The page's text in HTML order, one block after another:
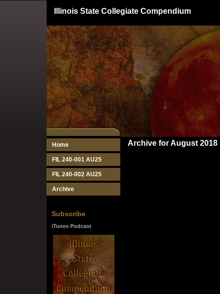
Illinois State Collegiate Compendium
Home
FIL 240-001 AU25
FIL 240-002 AU25
Archive
Subscribe
iTunes Podcast
Archive for August 2018